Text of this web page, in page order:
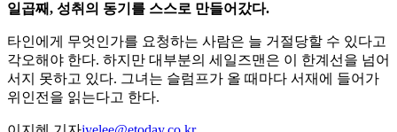
일곱째, 성취의 동기를 스스로 만들어갔다.
타인에게 무엇인가를 요청하는 사람은 늘 거절당할 수 있다고
각오해야 한다. 하지만 대부분의 세일즈맨은 이 한계선을 넘어
서지 못하고 있다. 그녀는 슬럼프가 올 때마다 서재에 들어가
위인전을 읽는다고 한다.